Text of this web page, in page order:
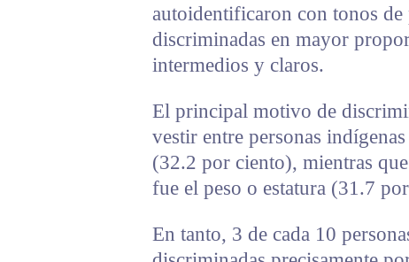
autoidentificaron con tonos
discriminadas en mayor
intermedios y claros.
El principal motivo de
vestir entre personas
(32.2 por ciento), mientras
fue el peso o estatura (31.7
En tanto, 3 de cada 10